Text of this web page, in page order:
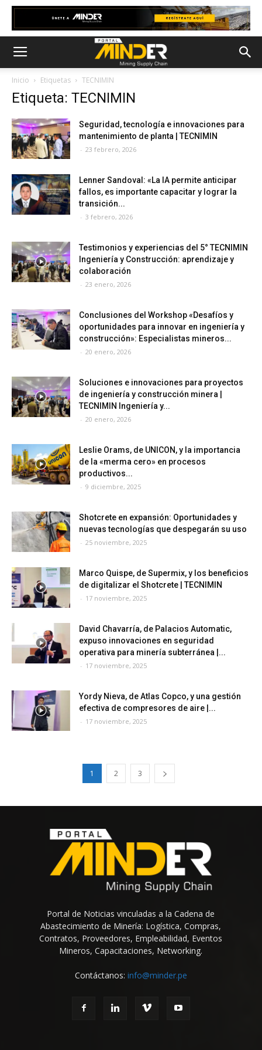
Inicio Etiquetas TECNIMIN
Etiqueta: TECNIMIN
Seguridad, tecnología e innovaciones para
mantenimiento de planta | TECNIMIN
- 23 febrero, 2026
Lenner Sandoval: «La IA permite anticipar
fallos, es importante capacitar y lograr la
transición...
- 3 febrero, 2026
Testimonios y experiencias del 5° TECNIMIN
Ingeniería y Construcción: aprendizaje y
colaboración
- 23 enero, 2026
Conclusiones del Workshop «Desafíos y
oportunidades para innovar en ingeniería y
construcción»: Especialistas mineros...
- 20 enero, 2026
Soluciones e innovaciones para proyectos
de ingeniería y construcción minera |
TECNIMIN Ingeniería y...
- 20 enero, 2026
Leslie Orams, de UNICON, y la importancia
de la «merma cero» en procesos
productivos...
- 9 diciembre, 2025
Shotcrete en expansión: Oportunidades y
nuevas tecnologías que despegarán su uso
- 25 noviembre, 2025
Marco Quispe, de Supermix, y los beneficios
de digitalizar el Shotcrete | TECNIMIN
- 17 noviembre, 2025
David Chavarría, de Palacios Automatic,
expuso innovaciones en seguridad
operativa para minería subterránea |...
- 17 noviembre, 2025
Yordy Nieva, de Atlas Copco, y una gestión
efectiva de compresores de aire |...
- 17 noviembre, 2025
1 2 3
Portal de Noticias vinculadas a la Cadena de
Abastecimiento de Minería: Logística, Compras,
Contratos, Proveedores, Empleabilidad, Eventos
Mineros, Capacitaciones, Networking.
Contáctanos: info@minder.pe